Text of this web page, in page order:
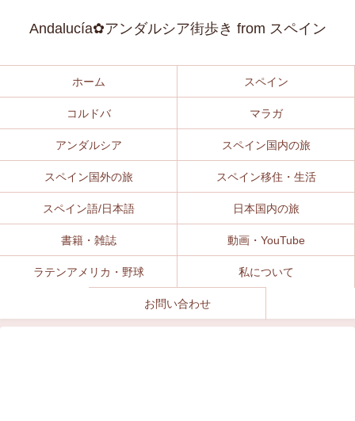
Andalucía✿アンダルシア街歩き from スペイン
ホーム スペイン
コルドバ マラガ
アンダルシア スペイン国内の旅
スペイン国外の旅 スペイン移住・生活
スペイン語/日本語 日本国内の旅
書籍・雑誌 動画・YouTube
ラテンアメリカ・野球 私について
お問い合わせ